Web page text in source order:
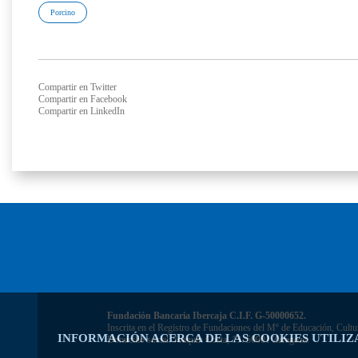
INFORMACIÓN ACERCA DE LAS COOKIES
Porcino
Compartir en Twitter
Compartir en Facebook
Compartir en LinkedIn
Fundación Bancaria Ibercaja C.I.F. G-50000652.
Inscrita en el Registro de Fundaciones del Mº de Educación,
Domicilio social: Joaquín Costa, 13. 50001 Zaragoza.